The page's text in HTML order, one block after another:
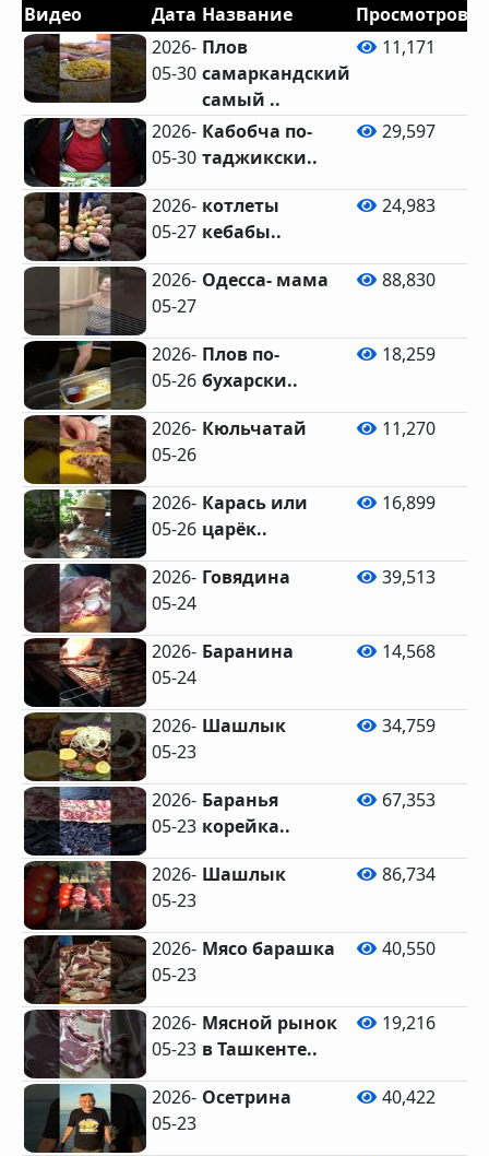
Видео
Дата Название Просмотров
2026-
05-30
Плов
самаркандский
самый ..
11,171
2026-
05-30
Кабобча по-
таджикски..
29,597
2026-
05-27
котлеты
кебабы..
24,983
2026-
05-27
Одесса- мама 88,830
2026-
05-26
Плов по-
бухарски..
18,259
2026-
05-26
Кюльчатай 11,270
2026-
05-26
Карась или
царёк..
16,899
2026-
05-24
Говядина 39,513
2026-
05-24
Баранина 14,568
2026-
05-23
Шашлык 34,759
2026-
05-23
Баранья
корейка..
67,353
2026-
05-23
Шашлык 86,734
2026-
05-23
Мясо барашка 40,550
2026-
05-23
Мясной рынок
в Ташкенте..
19,216
2026-
05-23
Осетрина 40,422